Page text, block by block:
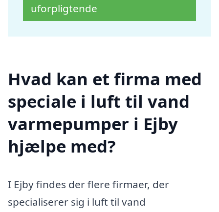
uforpligtende
Hvad kan et firma med
speciale i luft til vand
varmepumper i Ejby
hjælpe med?
I Ejby findes der flere firmaer, der
specialiserer sig i luft til vand